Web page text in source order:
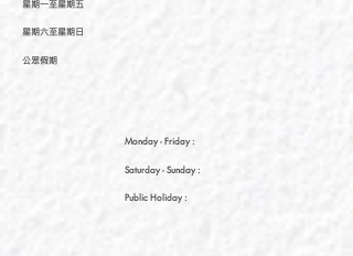
星期一至星期五
星期六至星期日
公眾假期
Monday - Friday :
Saturday- Sunday :
Public Holiday :